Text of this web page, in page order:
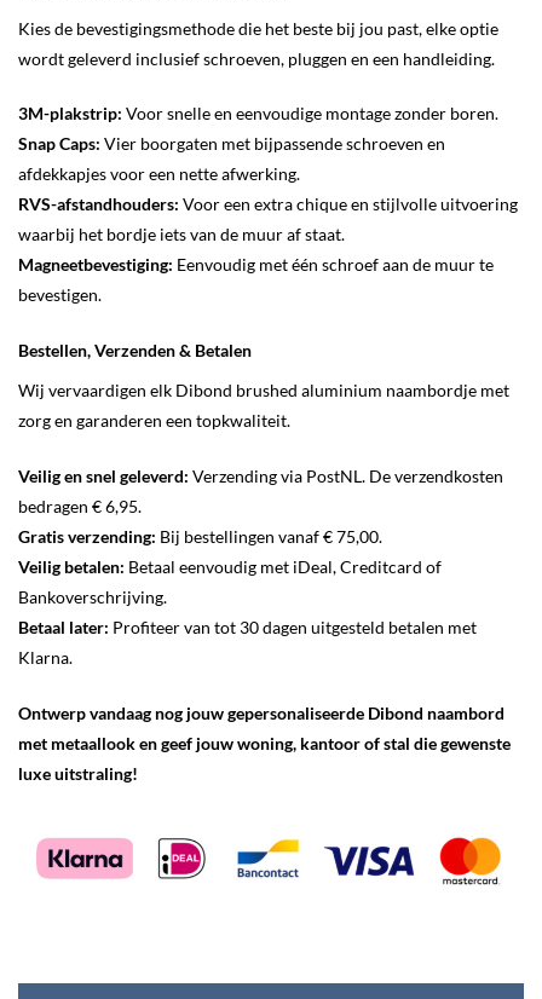
Kies de bevestigingsmethode die het beste bij jou past, elke optie
wordt geleverd inclusief schroeven, pluggen en een handleiding.
3M-plakstrip: Voor snelle en eenvoudige montage zonder boren.
Snap Caps: Vier boorgaten met bijpassende schroeven en
afdekkapjes voor een nette afwerking.
RVS-afstandhouders: Voor een extra chique en stijlvolle uitvoering
waarbij het bordje iets van de muur af staat.
Magneetbevestiging: Eenvoudig met één schroef aan de muur te
bevestigen.
Bestellen, Verzenden & Betalen
Wij vervaardigen elk Dibond brushed aluminium naambordje met
zorg en garanderen een topkwaliteit.
Veilig en snel geleverd: Verzending via PostNL. De verzendkosten
bedragen € 6,95.
Gratis verzending: Bij bestellingen vanaf € 75,00.
Veilig betalen: Betaal eenvoudig met iDeal, Creditcard of
Bankoverschrijving.
Betaal later: Profiteer van tot 30 dagen uitgesteld betalen met
Klarna.
Ontwerp vandaag nog jouw gepersonaliseerde Dibond naambord
met metaallook en geef jouw woning, kantoor of stal die gewenste
luxe uitstraling!